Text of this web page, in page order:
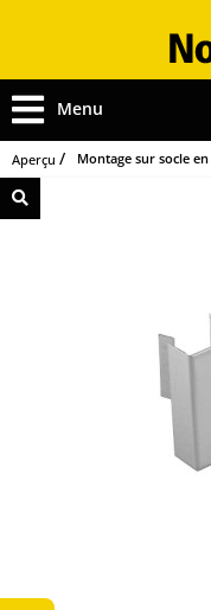
Menu
Aperçu Montage sur socle